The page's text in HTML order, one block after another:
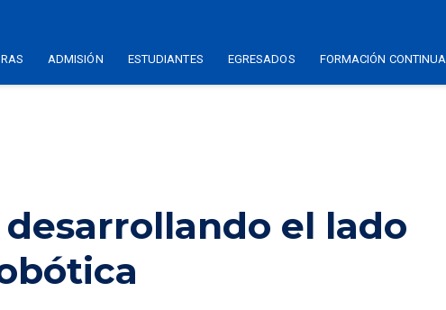
ADMISIÓN ESTUDIANTES EGRESADOS FORMACIÓN CONTINUA
el lado